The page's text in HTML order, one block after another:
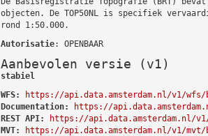
objecten. De TOP50NL is specifiek
rond 1:50.000.
Autorisatie: OPENBAAR
Aanbevolen versie (v1)
stabiel
WFS:
https://api.data.amsterdam.nl/v1/wfs/
Documentation:
https://
REST API:
https://api.data.amsterdam.nl/
MVT:
https://api.data.amsterdam.nl/v1/mvt/